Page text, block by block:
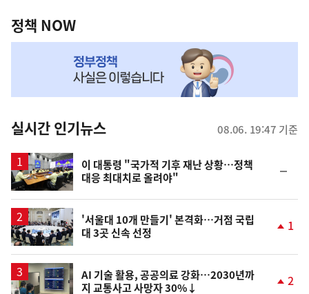
책
NOW,
뉴
스
정책 NOW
실시간 인기뉴스 08.06. 19:47 기준
이 대통령 "국가적 기후 재난 상황…정책
대응 최대치로 올려야"
일
'서울대 10개 만들기' 본격화…거점 국립
대 3곳 신속 선정
상
1
AI 기술 활용, 공공의료 강화…2030년까
지 교통사고 사망자 30%↓
2